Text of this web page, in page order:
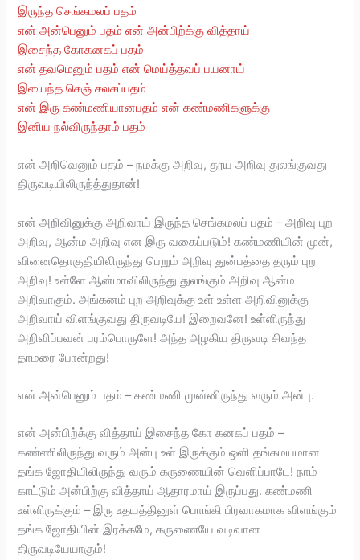
இருந்த செங்கமலப் பதம்
என் அன்பெனும் பதம் என் அன்பிற்க்கு வித்தாய்
இசைந்த கோகனகப் பதம்
என் தவமெனும் பதம் என் மெய்த்தவப் பயனாய்
இயைந்த செஞ் சலசப்பதம்
என் இரு கண்மணியானபதம் என் கண்மணிகளுக்கு
இனிய நல்விருந்தாம் பதம்
என் அறிவெனும் பதம் – நமக்கு அறிவு, தூய அறிவு துலங்குவது
திருவடியிலிருந்த்துதான்!
என் அறிவினுக்கு அறிவாய் இருந்த செங்கமலப் பதம் – அறிவு புற
அறிவு, ஆன்ம அறிவு என இரு வகைப்படும்! கண்மணியின் முன்,
வினைதொகுதியிலிருந்து பெறும் அறிவு துன்பத்தை தரும் புற
அறிவு! உள்ளே ஆன்மாவிலிருந்து துலங்கும் அறிவு ஆன்ம
அறிவாகும். அங்கனம் புற அறிவுக்கு உள் உள்ள அறிவினுக்கு
அறிவாய் விளங்குவது திருவடியே! இறைவனே! உள்ளிருந்து
அறிவிப்பவன் பரம்பொருளே! அந்த அழகிய திருவடி சிவந்த
தாமரை போன்றது!
என் அன்பெனும் பதம் – கண்மணி முன்னிருந்து வரும் அன்பு.
என் அன்பிற்க்கு வித்தாய் இசைந்த கோ கனகப் பதம் –
கண்ணிலிருந்து வரும் அன்பு உள் இருக்கும் ஒளி தங்கமயமான
தங்க ஜோதியிலிருந்து வரும் கருணையின் வெளிப்பாடே! நாம்
காட்டும் அன்பிற்கு வித்தாய் ஆதாரமாய் இருப்பது. கண்மணி
உள்ளிருக்கும் – இரு உதயத்தினுள் பொங்கி பிரவாகமாக விளங்கும்
தங்க ஜோதியின் இரக்கமே, கருணையே வடிவான
திருவடியேயாகும்!